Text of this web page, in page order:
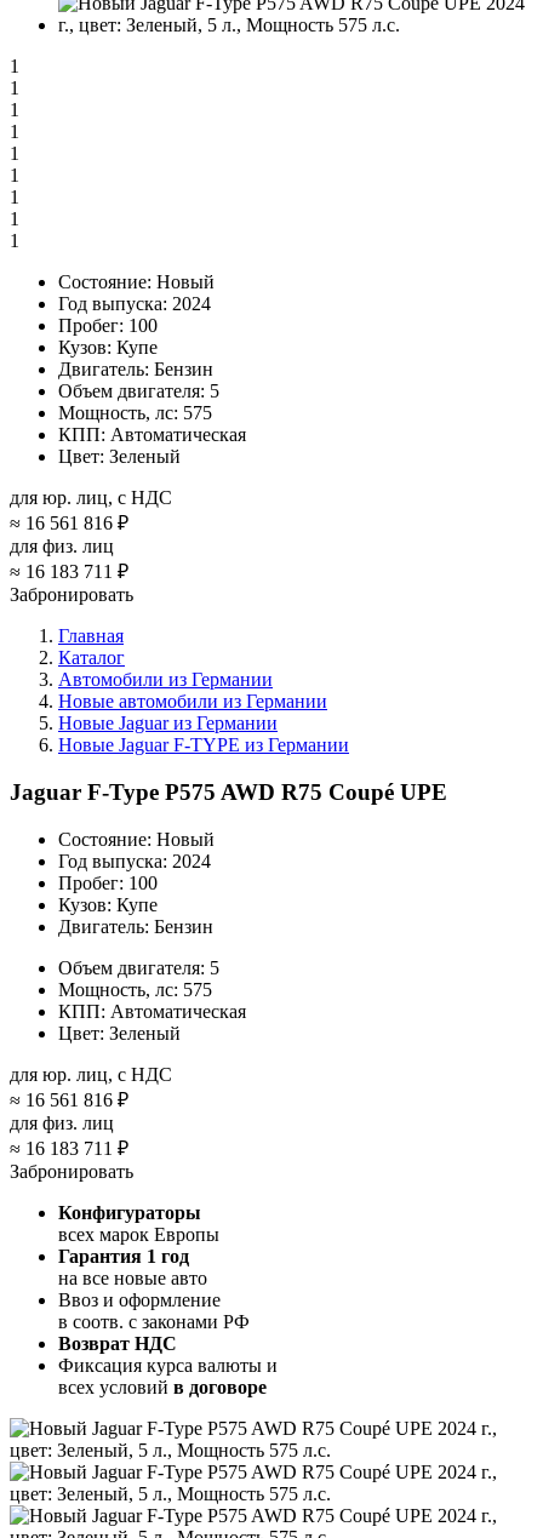
1
1
1
1
1
1
1
1
1
Состояние: Новый
Год выпуска: 2024
Пробег: 100
Кузов: Купе
Двигатель: Бензин
Объем двигателя: 5
Мощность, лс: 575
КПП: Автоматическая
Цвет: Зеленый
для юр. лиц, с НДС
≈ 16 561 816 ₽
для физ. лиц
≈ 16 183 711 ₽
Забронировать
Главная
Каталог
Автомобили из Германии
Новые автомобили из Германии
Новые Jaguar из Германии
Новые Jaguar F-TYPE из Германии
Jaguar F-Type P575 AWD R75 Coupé UPE
Состояние: Новый
Год выпуска: 2024
Пробег: 100
Кузов: Купе
Двигатель: Бензин
Объем двигателя: 5
Мощность, лс: 575
КПП: Автоматическая
Цвет: Зеленый
для юр. лиц, с НДС
≈ 16 561 816 ₽
для физ. лиц
≈ 16 183 711 ₽
Забронировать
Конфигураторы
всех марок Европы
Гарантия 1 год
на все новые авто
Ввоз и оформление
в соотв. с законами РФ
Возврат НДС
Фиксация курса валюты и
всех условий в договоре